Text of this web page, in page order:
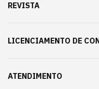
REVISTA
LICENCIAMENTO DE
ATENDIMENTO